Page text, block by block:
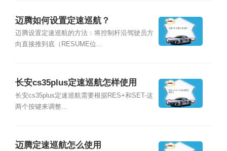
迈腾如何设置定速巡航？
迈腾设置定速巡航的方法：将控制杆沿驾驶员方
向直接推到底（RESUME位...
长安cs35plus定速巡航怎样使用
长安cs35plus定速巡航需要根据RES+和SET-这
两个按键来调整...
迈腾定速巡航怎么使用